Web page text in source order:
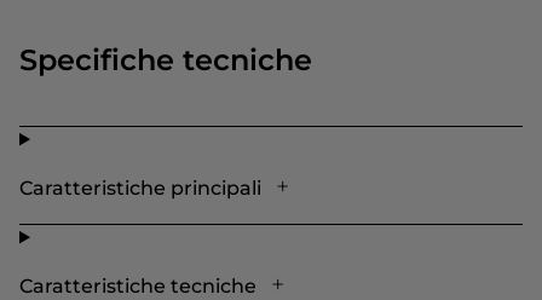
Specifiche tecniche
Caratteristiche principali
Caratteristiche tecniche